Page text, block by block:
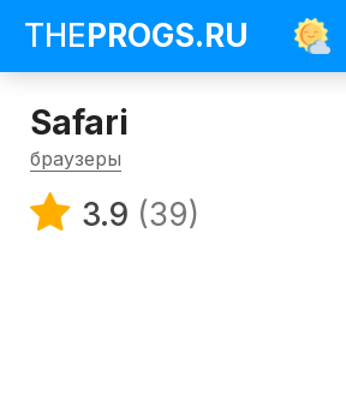
THEPROGS.RU
Safari
браузеры
3.9 (39)